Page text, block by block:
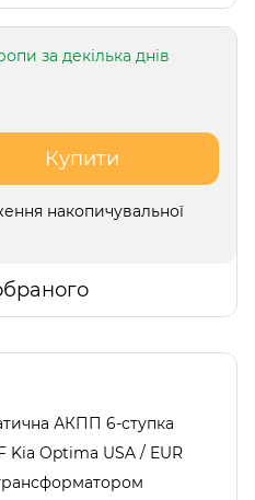
за декілька днів
Купити
накопичувальної
АКПП 6-ступка
Kia Optima USA / EUR